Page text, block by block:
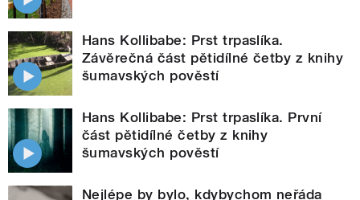
Hans Kollibabe: Prst trpaslíka.
Závěrečná část pětidílné četby z knihy
šumavských pověstí
Hans Kollibabe: Prst trpaslíka. První
část pětidílné četby z knihy
šumavských pověstí
Nejlépe by bylo, kdybychom neřáda